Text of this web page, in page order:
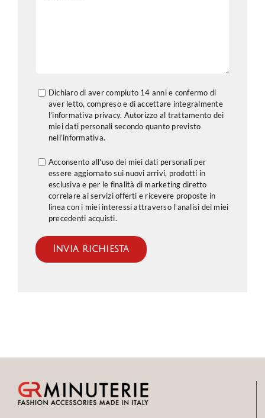
Dichiaro di aver compiuto 14 anni e confermo di
aver letto, compreso e di accettare integralmente
l’informativa privacy. Autorizzo al trattamento dei
miei dati personali secondo quanto previsto
nell’informativa.
Acconsento all'uso dei miei dati personali per
essere aggiornato sui nuovi arrivi, prodotti in
esclusiva e per le finalità di marketing diretto
correlare ai servizi offerti e ricevere proposte in
linea con i miei interessi attraverso l'analisi dei miei
precedenti acquisti.